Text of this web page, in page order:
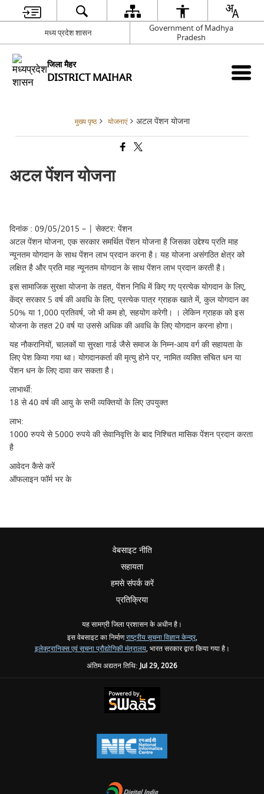
मध्य प्रदेश शासन
Government of Madhya
Pradesh
जिला मैहर
DISTRICT MAIHAR
मुख्य पृष्ठ योजनाएं अटल पेंशन योजना
अटल पेंशन योजना
दिनांक : 09/05/2015 – | सेक्टर: पेंशन
अटल पेंशन योजना, एक सरकार समर्थित पेंशन योजना है जिसका उद्देश्य प्रति माह
न्यूनतम योगदान के साथ पेंशन लाभ प्रदान करना है। यह योजना असंगठित क्षेत्र को
लक्षित है और प्रति माह न्यूनतम योगदान के साथ पेंशन लाभ प्रदान करती है।
इस सामाजिक सुरक्षा योजना के तहत, पेंशन निधि में किए गए प्रत्येक योगदान के लिए,
केंद्र सरकार 5 वर्ष की अवधि के लिए, प्रत्येक पात्र ग्राहक खाते में, कुल योगदान का
50% या 1,000 प्रतिवर्ष, जो भी कम हो, सहयोग करेगी। । लेकिन ग्राहक को इस
योजना के तहत 20 वर्ष या उससे अधिक की अवधि के लिए योगदान करना होगा।
यह नौकरानियों, चालकों या सुरक्षा गार्ड जैसे समाज के निम्न-आय वर्ग की सहायता के
लिए पेश किया गया था। योगदानकर्ता की मृत्यु होने पर, नामित व्यक्ति संचित धन या
पेंशन धन के लिए दावा कर सकता है।
लाभार्थी:
18 से 40 वर्ष की आयु के सभी व्यक्तियों के लिए उपयुक्त
लाभ:
1000 रुपये से 5000 रुपये की सेवानिवृत्ति के बाद निश्चित मासिक पेंशन प्रदान करता
है
आवेदन कैसे करें
ऑफलाइन फॉर्म भर के
वेबसाइट नीति
सहायता
हमसे संपर्क करें
प्रतिक्रिया
यह सामग्री जिला प्रशासन के अधीन है।
इस वेबसाइट का निर्माणराष्ट्रीय सूचना विज्ञान केन्द्र,
इलेक्ट्रानिक्स एवं सूचना प्रौद्योगिकी मंत्रालय, भारत सरकार द्वारा किया गया है।
अंतिम अद्यतन तिथि:Jul 29, 2026